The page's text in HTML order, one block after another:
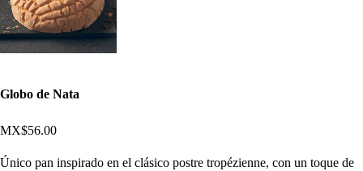
Globo de Nata
MX$56.00
Único pan inspirado en el clásico postre tropézienne, con un toque de